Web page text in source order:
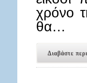
χρόνο
θα…
Διαβάστε